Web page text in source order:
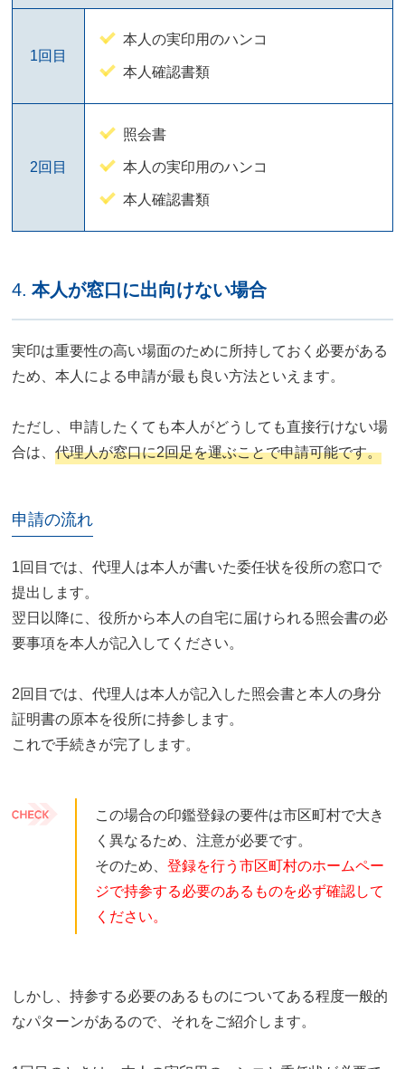
1回目
本人の実印用のハンコ
本人確認書類
2回目
照会書
本人の実印用のハンコ
本人確認書類
4. 本人が窓口に出向けない場合
実印は重要性の高い場面のために所持しておく必要がある
ため、本人による申請が最も良い方法といえます。
ただし、申請したくても本人がどうしても直接行けない場
合は、代理人が窓口に2回足を運ぶことで申請可能です。
申請の流れ
1回目では、代理人は本人が書いた委任状を役所の窓口で
提出します。
翌日以降に、役所から本人の自宅に届けられる照会書の必
要事項を本人が記入してください。
2回目では、代理人は本人が記入した照会書と本人の身分
証明書の原本を役所に持参します。
これで手続きが完了します。
この場合の印鑑登録の要件は市区町村で大き
く異なるため、注意が必要です。
そのため、登録を行う市区町村のホームペー
ジで持参する必要のあるものを必ず確認して
ください。
しかし、持参する必要のあるものについてある程度一般的
なパターンがあるので、それをご紹介します。